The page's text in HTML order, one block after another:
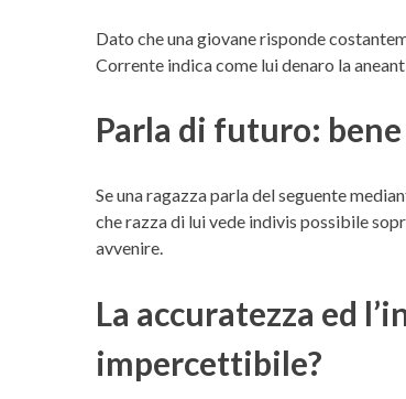
Dato che una giovane risponde
Corrente indica come lui denaro la
Parla di futuro:
Se una ragazza parla del seguente
che razza di lui vede indivis possibile
avvenire.
La accuratezza ed
impercettibile?